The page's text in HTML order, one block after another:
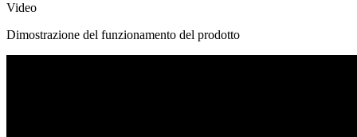
Video
Dimostrazione del funzionamento del prodotto